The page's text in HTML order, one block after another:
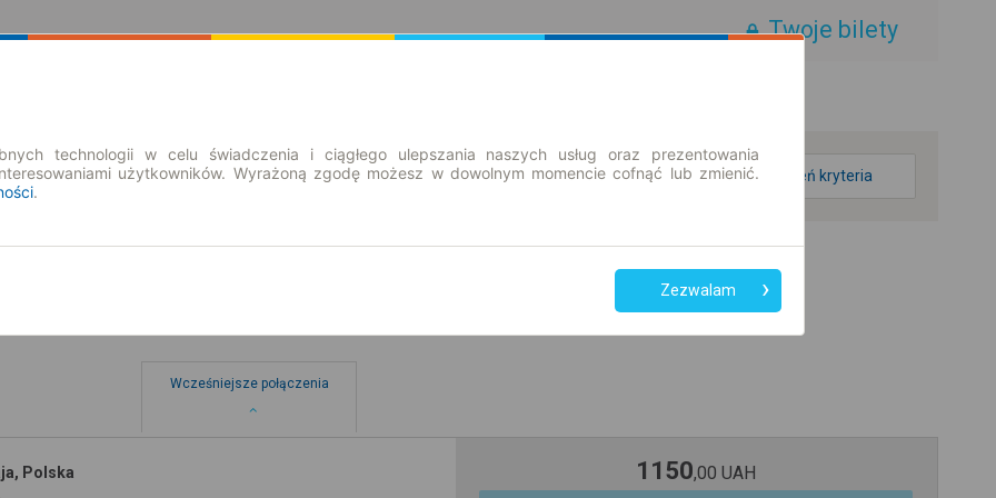
Twoje bilety
zmień kryteria
Wcześniejsze połączenia
Polska 1150,00 UAH
technologii w celu świadczenia i ciągłego ulepszania naszych usług oraz prezentowania
użytkowników. Wyrażoną zgodę możesz w dowolnym momencie cofnąć lub zmienić.
.
Zezwalam